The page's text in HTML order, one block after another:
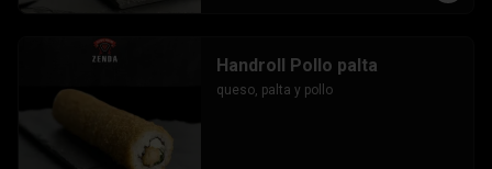
Handroll Pollo palta
queso, palta y pollo